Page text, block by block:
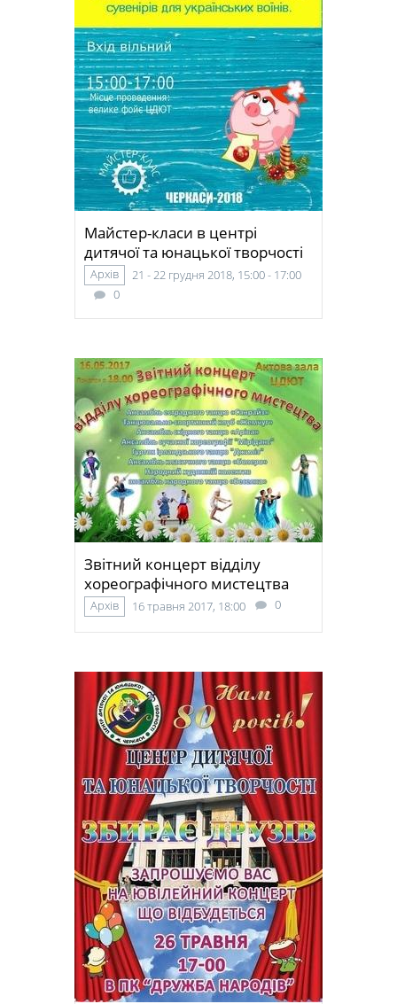
Майстер-класи в центрі
дитячої та юнацької творчості
Архів
21 - 22 грудня 2018, 15:00 - 17:00
0
Звітний концерт відділу
хореографічного мистецтва
Архів 16 травня 2017, 18:00 0